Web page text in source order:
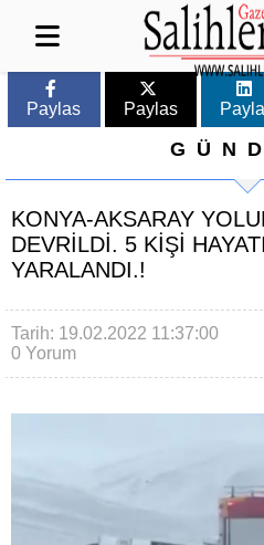
Paylas Paylas
KONYA-AKSARAY
DEVRİLDİ. 5 KİŞİ
YARALANDI.!
Tarih: 19.02.2022 11:37:00
0 Yorum